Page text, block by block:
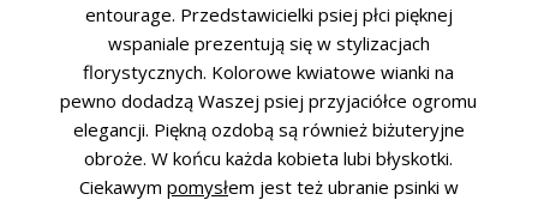
entourage. Przedstawicielki psiej płci pięknej
wspaniale prezentują się w stylizacjach
florystycznych. Kolorowe kwiatowe wianki na
pewno dodadzą Waszej psiej przyjaciółce ogromu
elegancji. Piękną ozdobą są również biżuteryjne
obroże. W końcu każda kobieta lubi błyskotki.
Ciekawym pomysłem jest też ubranie psinki w